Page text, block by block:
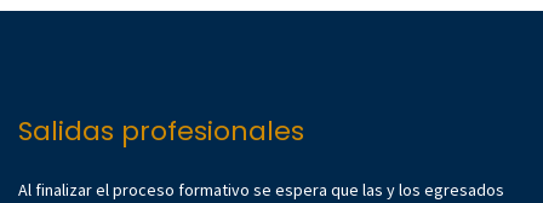
Salidas profesionales
Al finalizar el proceso formativo se espera que las y los egresados